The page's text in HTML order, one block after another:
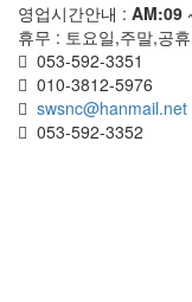
영업시간안내 : AM:09
휴무 : 토요일,주말,공
053-592-3351
010-3812-5976
swsnc@hanmail.net
053-592-3352